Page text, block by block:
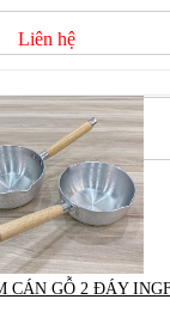
Liên hệ
CÁN GỖ 2 ĐÁY